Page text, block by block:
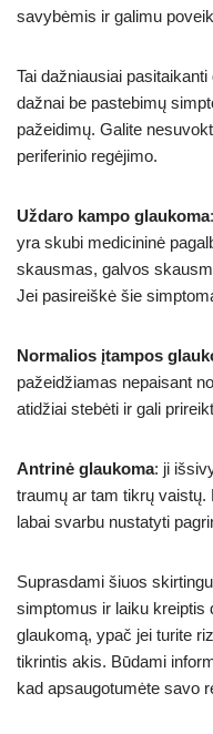
savybėmis ir galimu
Tai dažniausiai pasitaikanti
dažnai be pastebimų
pažeidimų. Galite
periferinio regėjimo.
Uždaro kampo glaukoma
yra skubi medicininė
skausmas, galvos
Jei pasireiškė šie
Normalios įtampos
pažeidžiamas nepaisant
atidžiai stebėti ir gali
Antrinė glaukoma: ji
traumų ar tam tikrų
labai svarbu nustatyti
Suprasdami šiuos
simptomus ir laiku kreiptis
glaukomą, ypač jei turite
tikrintis akis. Būdami
kad apsaugotumėte savo